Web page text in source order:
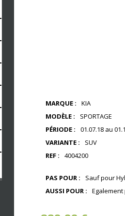
MARQUE :
KIA
MODÈLE :
SPORTAGE
PÉRIODE :
01.07.18 au
VARIANTE :
SUV
REF :
4004200
PAS POUR :
Sauf pour
AUSSI POUR :
Egalement